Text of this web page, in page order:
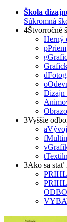
Škola
Súkromná
4Štvorročné
Herný
p
g
d
o
Dizajn
3Vyššie
a
f
v
t
3Ako sa stať